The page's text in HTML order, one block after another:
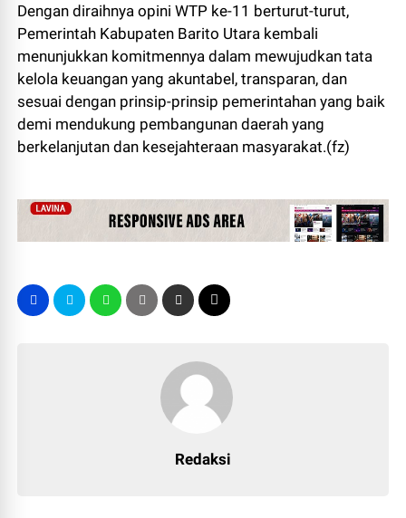
Dengan diraihnya opini WTP ke-11 berturut-turut,
Pemerintah Kabupaten Barito Utara kembali
menunjukkan komitmennya dalam mewujudkan tata
kelola keuangan yang akuntabel, transparan, dan
sesuai dengan prinsip-prinsip pemerintahan yang baik
demi mendukung pembangunan daerah yang
berkelanjutan dan kesejahteraan masyarakat.(fz)
Redaksi